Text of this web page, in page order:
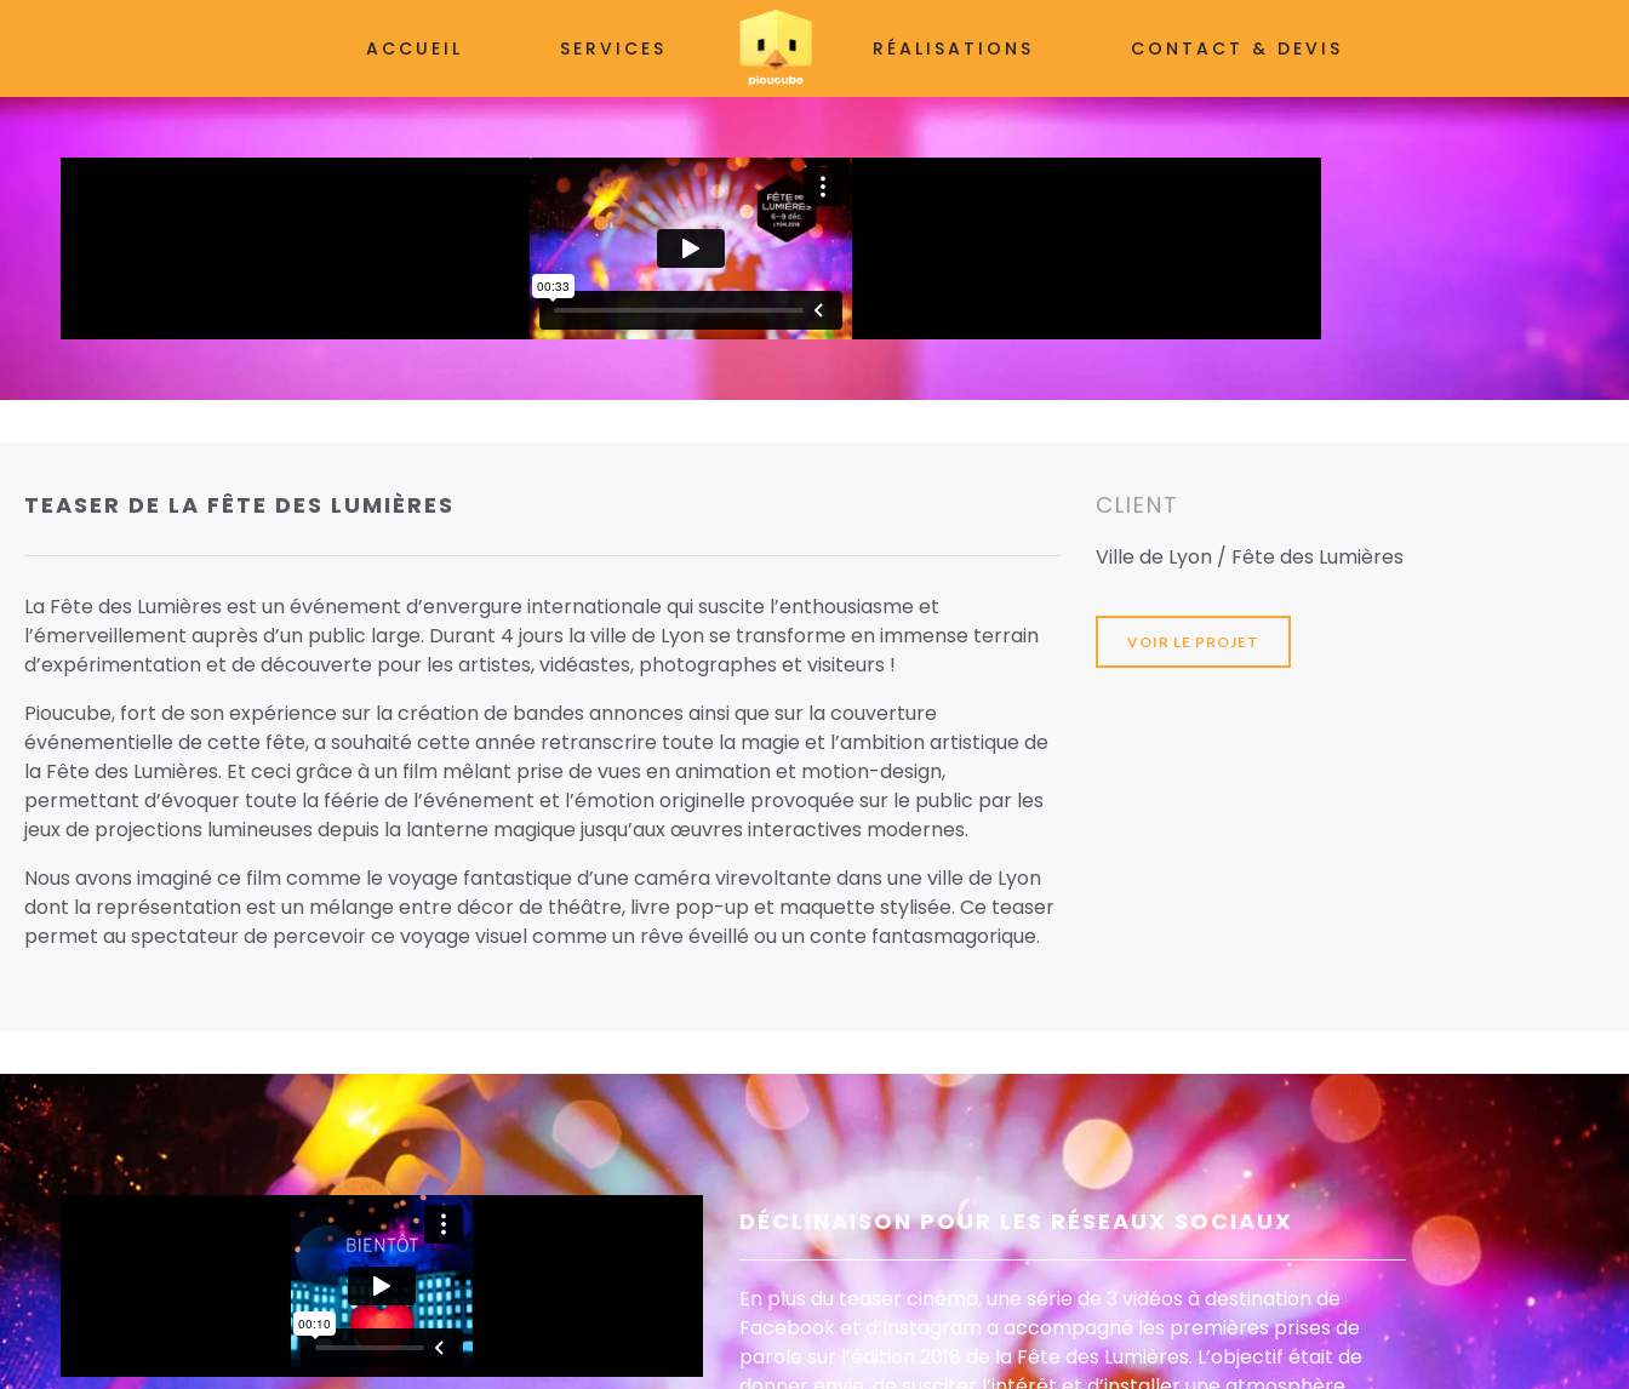
ACCUEIL SERVICES RÉALISATIONS CONTACT & DEVIS
TEASER DE LA FÊTE DES LUMIÈRES
La Fête des Lumières est un événement d’envergure internationale qui suscite l’enthousiasme et
l’émerveillement auprès d’un public large. Durant 4 jours la ville de Lyon se transforme en immense terrain
d’expérimentation et de découverte pour les artistes, vidéastes, photographes et visiteurs !
Pioucube, fort de son expérience sur la création de bandes annonces ainsi que sur la couverture
événementielle de cette fête, a souhaité cette année retranscrire toute la magie et l’ambition artistique de
la Fête des Lumières. Et ceci grâce à un film mêlant prise de vues en animation et motion-design,
permettant d’évoquer toute la féérie de l’événement et l’émotion originelle provoquée sur le public par les
jeux de projections lumineuses depuis la lanterne magique jusqu’aux œuvres interactives modernes.
Nous avons imaginé ce film comme le voyage fantastique d’une caméra virevoltante dans une ville de Lyon
dont la représentation est un mélange entre décor de théâtre, livre pop-up et maquette stylisée. Ce teaser
permet au spectateur de percevoir ce voyage visuel comme un rêve éveillé ou un conte fantasmagorique.
CLIENT
Ville de Lyon / Fête des Lumières
VOIR LE PROJET
DÉCLINAISON POUR LES RÉSEAUX SOCIAUX
En plus du teaser cinéma, une série de 3 vidéos à destination de
Facebook et d’Instagram a accompagné les premières prises de
parole sur l’édition 2018 de la Fête des Lumières. L’objectif était de